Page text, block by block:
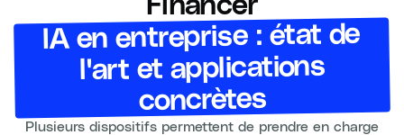
IA en entreprise : état de
l'art et applications
concrètes
Plusieurs dispositifs permettent de prendre en charge